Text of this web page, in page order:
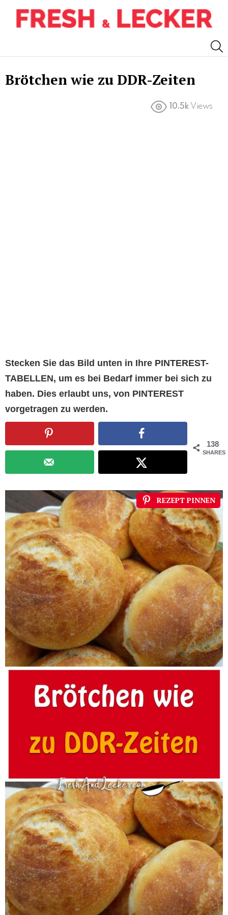
Brötchen wie zu DDR-Zeiten
10.5k Views
Stecken Sie das Bild unten in Ihre PINTEREST-
TABELLEN, um es bei Bedarf immer bei sich zu
haben. Dies erlaubt uns, von PINTEREST
vorgetragen zu werden.
138
SHARES
REZEPT PINNEN